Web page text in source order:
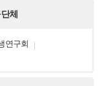
체
연구회